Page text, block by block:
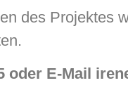
des Projektes
oder